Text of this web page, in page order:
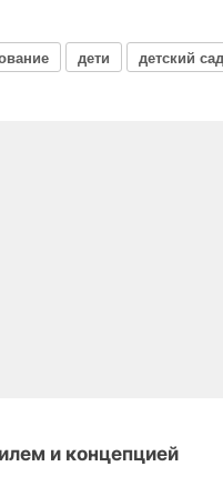
дети детский сад
и концепцией